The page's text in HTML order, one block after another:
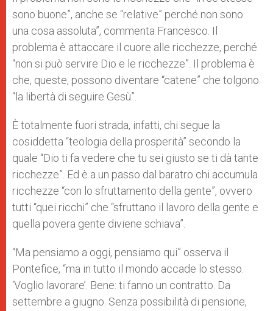
sono buone”, anche se “relative” perché non sono
una cosa assoluta”, commenta Francesco. Il
problema è attaccare il cuore alle ricchezze, perché
“non si può servire Dio e le ricchezze”. Il problema è
che, queste, possono diventare “catene” che tolgono
“la libertà di seguire Gesù”.
È totalmente fuori strada, infatti, chi segue la
cosiddetta “teologia della prosperità” secondo la
quale “Dio ti fa vedere che tu sei giusto se ti dà tante
ricchezze”. Ed è a un passo dal baratro chi accumula
ricchezze “con lo sfruttamento della gente”, ovvero
tutti “quei ricchi” che “sfruttano il lavoro della gente e
quella povera gente diviene schiava”.
“Ma pensiamo a oggi, pensiamo qui” osserva il
Pontefice, “ma in tutto il mondo accade lo stesso.
‘Voglio lavorare’. Bene: ti fanno un contratto. Da
settembre a giugno. Senza possibilità di pensione,